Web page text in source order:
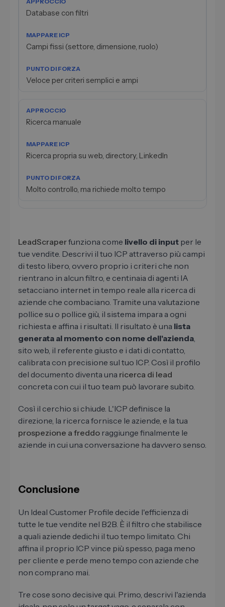
Database con filtri
Campi fissi (settore, dimensione, ruolo)
Veloce per criteri semplici e ampi
Ricerca manuale
Ricerca propria su web, directory, LinkedIn
Molto controllo, ma richiede molto tempo
LeadScraperfunziona come livello di input per le
tue vendite. Descrivi il tuo ICP attraverso più campi
di testo libero, ovvero proprio i criteri che non
rientrano in alcun filtro, e centinaia di agenti IA
setacciano internet in tempo reale alla ricerca di
aziende che combaciano. Tramite una valutazione
pollice su o pollice giù, il sistema impara a ogni
richiesta e affina i risultati. Il risultato è una lista
generata al momento con nome dell'azienda
sito web, il referente giusto e i dati di contatto,
calibrata con precisione sul tuo ICP. Così il profilo
del documento diventa una ricerca di lead
concreta con cui il tuo team può lavorare subito.
Così il cerchio si chiude. L'ICP definisce la
direzione, la ricerca fornisce le aziende, e la tua
prospezione a freddo raggiunge finalmente le
aziende in cui una conversazione ha davvero senso.
Conclusione
Un Ideal Customer Profile decide l'efficienza di
tutte le tue vendite nel B2B. È il filtro che stabilisce
a quali aziende dedichi il tuo tempo limitato. Chi
affina il proprio ICP vince più spesso, paga meno
per cliente e perde meno tempo con aziende che
non comprano mai.
Tre cose sono decisive qui. Primo, descrivi l'azienda